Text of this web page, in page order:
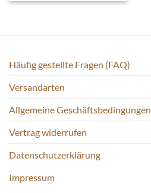
Häufig gestellte Fragen (FAQ)
Versandarten
Allgemeine Geschäftsbedingungen
Vertrag widerrufen
Datenschutzerklärung
Impressum